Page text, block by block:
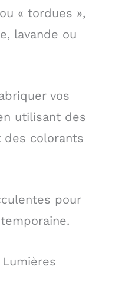
« tordues »,
lavande ou
vos
utilisant des
des colorants
pour